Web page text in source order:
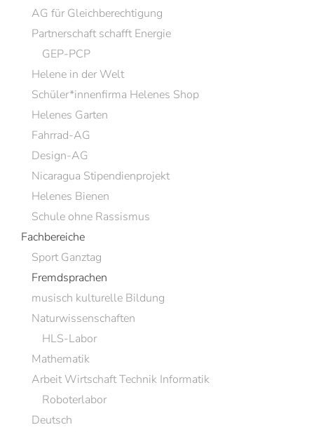
AG für Gleichberechtigung
Partnerschaft schafft Energie
GEP-PCP
Helene in der Welt
Schüler*innenfirma Helenes Shop
Helenes Garten
Fahrrad-AG
Design-AG
Nicaragua Stipendienprojekt
Helenes Bienen
Schule ohne Rassismus
Fachbereiche
Sport Ganztag
Fremdsprachen
musisch kulturelle Bildung
Naturwissenschaften
HLS-Labor
Mathematik
Arbeit Wirtschaft Technik Informatik
Roboterlabor
Deutsch